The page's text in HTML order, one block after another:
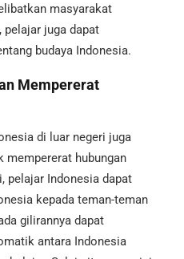
masyarakat
juga dapat
budaya Indonesia.
Mempererat
di luar negeri juga
mempererat hubungan
pelajar Indonesia dapat
kepada teman-teman
gilirannya dapat
antara Indonesia